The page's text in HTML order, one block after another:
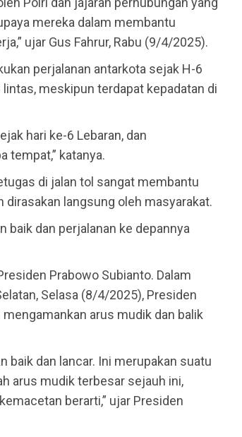
mereka dalam membantu
ujar Gus Fahrur, Rabu (9/4/2025).
perjalanan antarkota sejak H-6
meskipun terdapat kepadatan di
hari ke-6 Lebaran, dan
tempat,” katanya.
di jalan tol sangat membantu
langsung oleh masyarakat.
baik dan perjalanan ke depannya
Prabowo Subianto. Dalam
Selasa (8/4/2025), Presiden
arus mudik dan balik
baik dan lancar. Ini merupakan suatu
arus mudik terbesar sejauh ini,
berarti,” ujar Presiden